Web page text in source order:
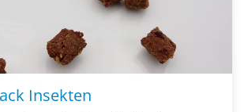
Insekten